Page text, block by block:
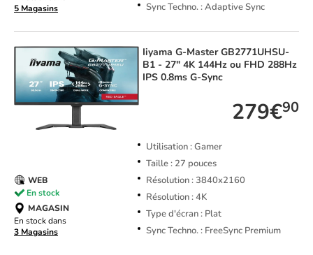
Sync Techno. : Adaptive Sync
5 Magasins
Iiyama G-Master GB2771UHSU-
B1 - 27" 4K 144Hz ou FHD 288Hz
IPS 0.8ms G-Sync
279€90
Utilisation : Gamer
Taille : 27 pouces
Résolution : 3840x2160
Résolution : 4K
Type d'écran : Plat
Sync Techno. : FreeSync Premium
WEB
En stock
MAGASIN
En stock dans
3 Magasins